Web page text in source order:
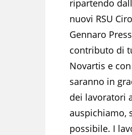
ripartendo
nuovi RSU
Gennaro
contributo di
Novartis e
saranno in
dei lavoratori
auspichiamo,
possibile. I